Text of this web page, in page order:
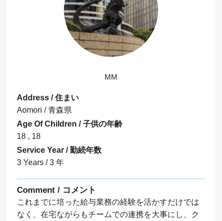
MM
Address / 住まい
Aomori / 青森県
Age Of Children / 子供の年齢
18 , 18
Service Year / 勤続年数
3 Years / 3 年
Comment / コメント
これまでに培った給与業務の経験を活かすだけでは
なく、在宅ながらもチームでの連携を大事にし、ク